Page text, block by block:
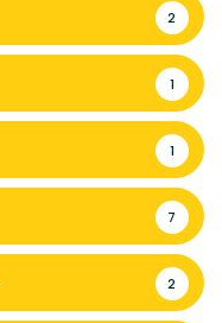
2
1
1
7
2